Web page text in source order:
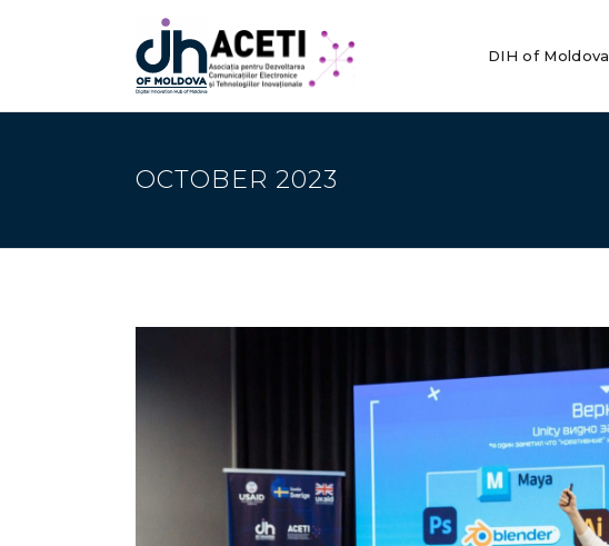
DIH of Moldova
OCTOBER 2023